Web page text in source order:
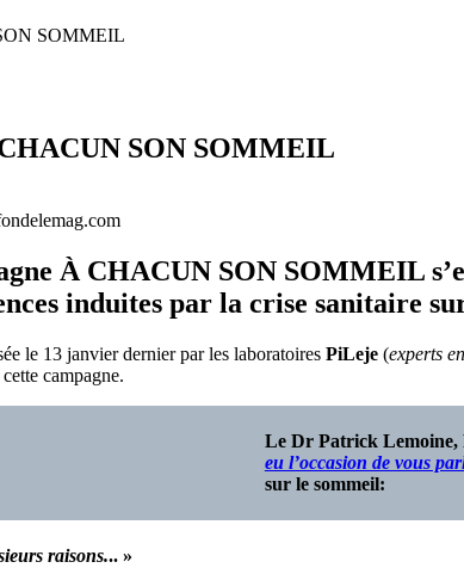
SOMMEIL
SON SOMMEIL
À CHACUN SON SOMMEIL
induites par la crise sanitaire
le 13 janvier dernier par les laboratoires PiLeje (experts
campagne.
Le Dr Patrick Lemoine,
eu l’occasion de vous
sur le sommeil:
raisons... »